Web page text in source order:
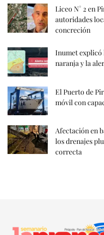
Liceo N° 2 en
autoridades
concreción
Inumet explicó
naranja y la
El Puerto de
móvil con
Afectación en
los drenajes
correcta